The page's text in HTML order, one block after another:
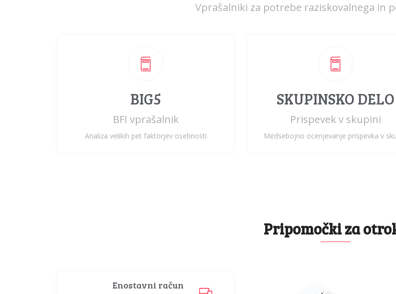
Vprašalniki za potrebe raziskovalnega in
BIG5
BFI vprašalnik
Analiza velikih pet faktorjev osebnosti
SKUPINSKO DELO
Prispevek v skupini
Medsebojno ocenjevanje prispevka v
Pripomočki za
Enostavni račun